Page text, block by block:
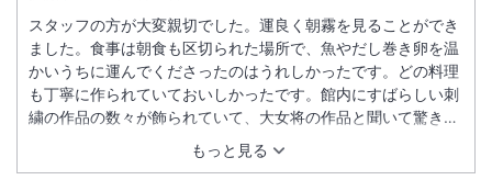
もっと見る
スタッフの方が大変親切でした。運良く朝霧を見ることができ
ました。食事は朝食も区切られた場所で、魚やだし巻き卵を温
かいうちに運んでくださったのはうれしかったです。どの料理
も丁寧に作られていておいしかったです。館内にすばらしい刺
繍の作品の数々が飾られていて、大女将の作品と聞いて驚きま